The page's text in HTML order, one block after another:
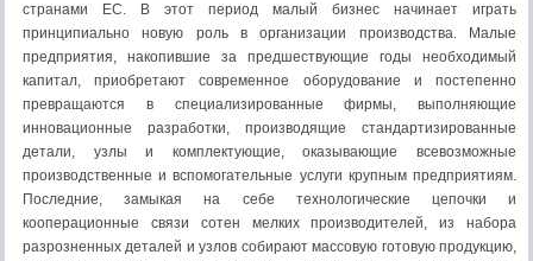
странами ЕС. В этот период малый бизнес начинает играть
принципиально новую роль в организации производства. Малые
предприятия, накопившие за предшествующие годы необходимый
капитал, приобретают современное оборудование и постепенно
превращаются в специализированные фирмы, выполняющие
инновационные разработки, производящие стандартизированные
детали, узлы и комплектующие, оказывающие всевозможные
производственные и вспомогательные услуги крупным предприятиям.
Последние, замыкая на себе технологические цепочки и
кооперационные связи сотен мелких производителей, из набора
разрозненных деталей и узлов собирают массовую готовую продукцию,